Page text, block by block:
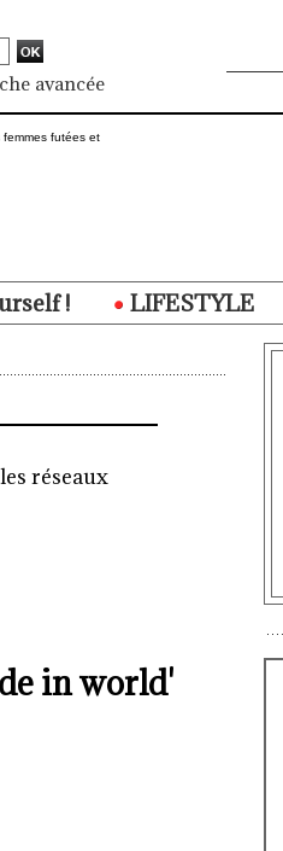
avancée
! LIFESTYLE
réseaux
in world'